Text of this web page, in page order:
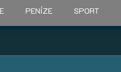
PENÍZE SPORT